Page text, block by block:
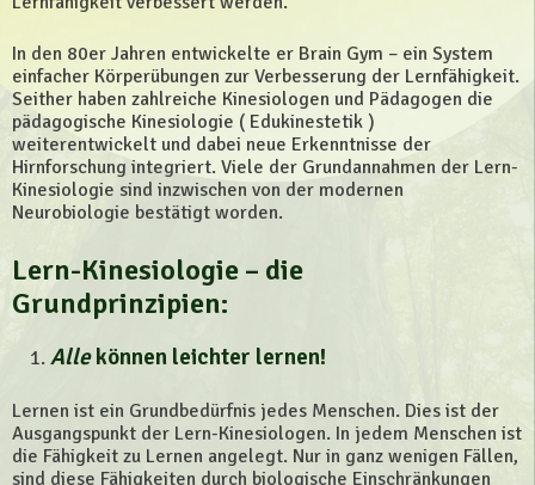
In den 80er Jahren entwickelte er Brain Gym – ein System
einfacher Körperübungen zur Verbesserung der Lernfähigkeit.
Seither haben zahlreiche Kinesiologen und Pädagogen die
pädagogische Kinesiologie ( Edukinestetik )
weiterentwickelt und dabei neue Erkenntnisse der
Hirnforschung integriert. Viele der Grundannahmen der Lern-
Kinesiologie sind inzwischen von der modernen
Neurobiologie bestätigt worden.
Lern-Kinesiologie – die
Grundprinzipien:
Allekönnen leichter lernen!
Lernen ist ein Grundbedürfnis jedes Menschen. Dies ist der
Ausgangspunkt der Lern-Kinesiologen. In jedem Menschen ist
die Fähigkeit zu Lernen angelegt. Nur in ganz wenigen Fällen,
sind diese Fähigkeiten durch biologische Einschränkungen